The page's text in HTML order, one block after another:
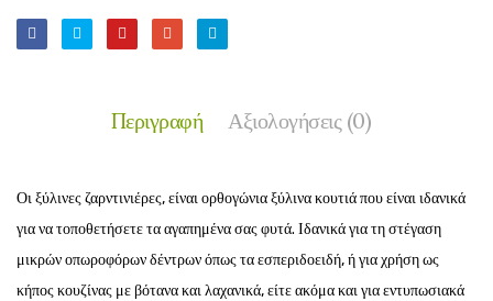
Περιγραφή Αξιολογήσεις (0)
Οι ξύλινες ζαρντινιέρες, είναι ορθογώνια ξύλινα κουτιά που είναι ιδανικά
για να τοποθετήσετε τα αγαπημένα σας φυτά. Ιδανικά για τη στέγαση
μικρών οπωροφόρων δέντρων όπως τα εσπεριδοειδή,ή για χρήση ως
κήπος κουζίνας με βότανα και λαχανικά, είτεακόμα και για εντυπωσιακά